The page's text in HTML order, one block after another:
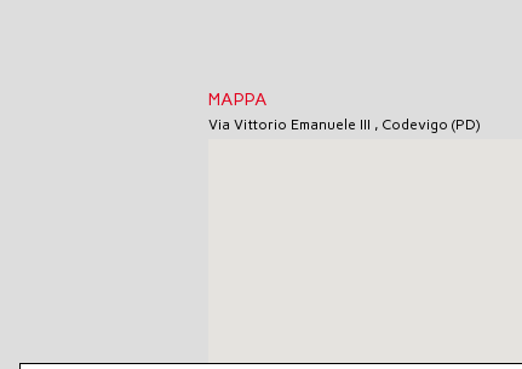
MAPPA
Via Vittorio Emanuele III , Codevigo (PD)